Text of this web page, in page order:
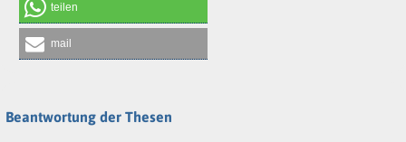
teilen
mail
Beantwortung der Thesen